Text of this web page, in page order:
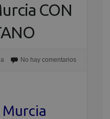
CON
No hay comentarios
Murcia